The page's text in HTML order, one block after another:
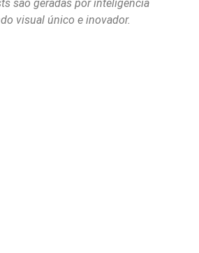
são geradas por inteligência
visual único e inovador.